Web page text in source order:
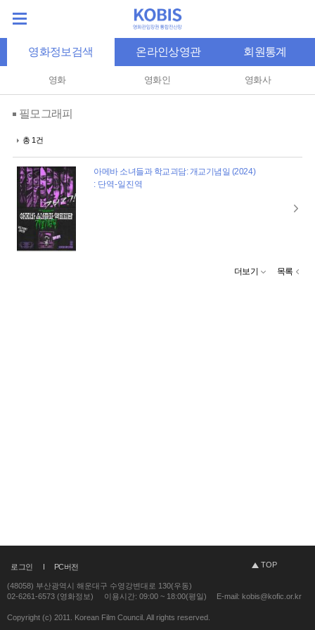
영화정보검색 온라인상영관 회원통계
영화 영화인 영화사
필모그래피
총 1건
아메바 소녀들과 학교괴담: 개교기념일 (2024)
: 단역-일진역
더보기 목록
로그인 PC버전 TOP
(48058) 부산광역시 해운대구 수영강변대로 130(우동)
02-6261-6573 (영화정보)
이용시간: 09:00 ~ 18:00(평일) E-mail: kobis@kofic.or.kr
Copyright (c) 2011. Korean Film Council. All rights reserved.